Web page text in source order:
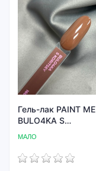
Гель-лак PAINT ME
BULO4KA S
МАЛО